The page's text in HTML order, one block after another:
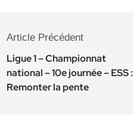
Article Précédent
Ligue 1 – Championnat
national – 10e journée – ESS :
Remonter la pente